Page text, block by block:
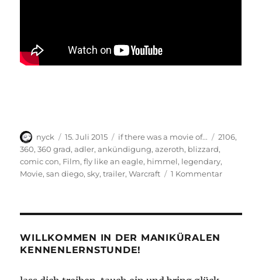
Autor
nyck
Veröffentlicht
am
15. Juli 2015 Kategorien
if there was a movie of... 2106,
360,360 grad,adler,ankündigung,azeroth, blizzard,
comic con, Film,fly like an eagle, himmel, legendary,
Movie,san diego,sky,trailer,Warcraft 1 Kommentarzu
WILLKOMMEN IN DER MANIKÜRALEN
KENNENLERNSTUNDE!